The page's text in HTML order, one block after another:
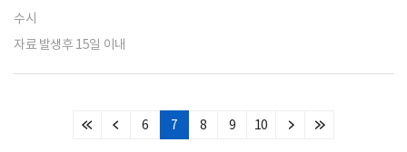
수시
자료 발생후 15일 이내
처
이
6 7 8 9 10
다
마